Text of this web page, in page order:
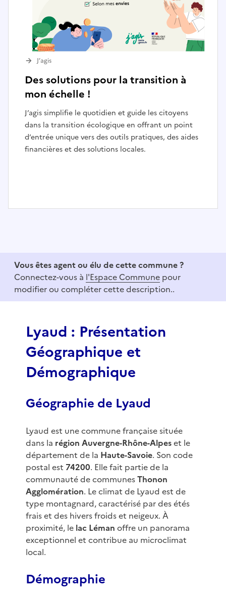
Des solutions pour la transition à
mon échelle !
J’agis simplifie le quotidien et guide les citoyens
dans la transition écologique en offrant un point
d’entrée unique vers des outils pratiques, des aides
financières et des solutions locales.
J’agis
3
Vous êtes agent ou élu de cette commune ?
Connectez-vous à l'Espace Commune pour
modifier ou compléter cette description..
Lyaud : Présentation
Géographique et
Démographique
Géographie de Lyaud
Lyaud est une commune française située
dans la région Auvergne-Rhône-Alpeset le
département de la Haute-Savoie. Son code
postal est 74200. Elle fait partie de la
communauté de communesThonon
Agglomération. Le climat de Lyaud est de
type montagnard, caractérisé par des étés
frais et des hivers froids et neigeux. À
proximité, le lac Léman offre un panorama
exceptionnel et contribue au microclimat
local.
Démographie